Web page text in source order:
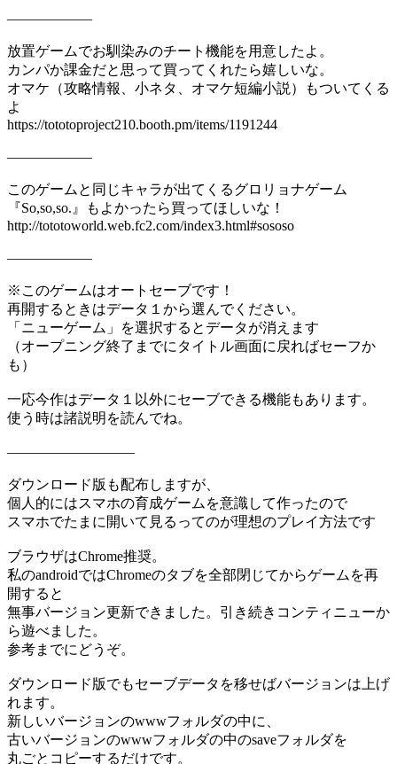
――――――
放置ゲームでお馴染みのチート機能を用意したよ。
カンパか課金だと思って買ってくれたら嬉しいな。
オマケ（攻略情報、小ネタ、オマケ短編小説）もついてくる
よ
https://tototoproject210.booth.pm/items/1191244
――――――
このゲームと同じキャラが出てくるグロリョナゲーム
『So,so,so.』もよかったら買ってほしいな！
http://tototoworld.web.fc2.com/index3.html#sososo
――――――
※このゲームはオートセーブです！
再開するときはデータ１から選んでください。
「ニューゲーム」を選択するとデータが消えます
（オープニング終了までにタイトル画面に戻ればセーフか
も）
一応今作はデータ１以外にセーブできる機能もあります。
使う時は諸説明を読んでね。
―――――――――
ダウンロード版も配布しますが、
個人的にはスマホの育成ゲームを意識して作ったので
スマホでたまに開いて見るってのが理想のプレイ方法です
ブラウザはChrome推奨。
私のandroidではChromeのタブを全部閉じてからゲームを再
開すると
無事バージョン更新できました。引き続きコンティニューか
ら遊べました。
参考までにどうぞ。
ダウンロード版でもセーブデータを移せばバージョンは上げ
れます。
新しいバージョンのwwwフォルダの中に、
古いバージョンのwwwフォルダの中のsaveフォルダを
丸ごとコピーするだけです。